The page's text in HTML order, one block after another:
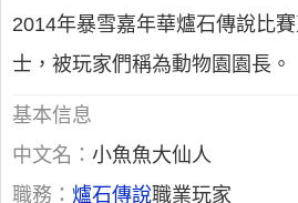
2014年暴雪嘉年華爐石傳說比
士，被玩家們稱為動物園園長。
基本信息
中文名： 小魚魚大仙人
職務： 爐石傳說職業玩家